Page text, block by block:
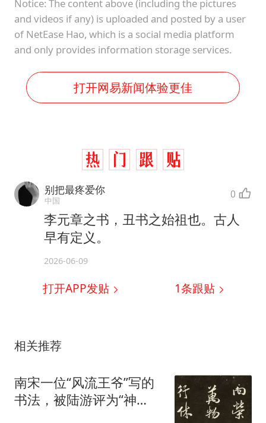
Notice: The content above (including the pictures
and videos if any) is uploaded and posted by a user
of NetEase Hao, which is a social media platform
and only provides information storage services.
打开网易新闻体验更佳
别把最疼爱你
中国 0
李元章之书，丑书之始祖也。古人
早有定义。
2026-06-09
打开APP发贴 1条跟贴
相关推荐
南宋一位“风流王爷”写的
书法，被陆游评为“神